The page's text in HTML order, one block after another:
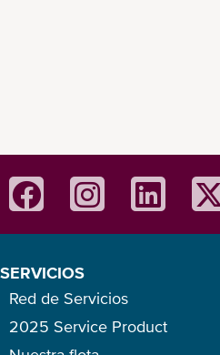
SERVICIOS
Red de Servicios
2025 Service Product